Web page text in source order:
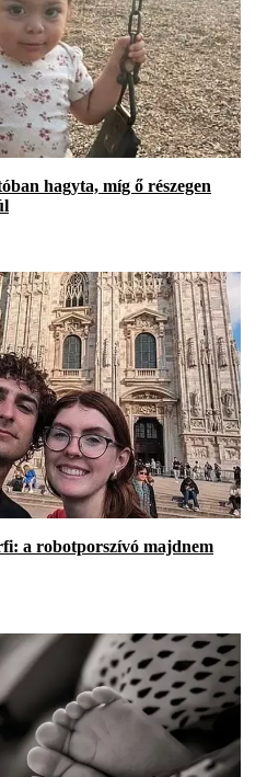
hagyta, míg ő részegen
a robotporszívó majdnem